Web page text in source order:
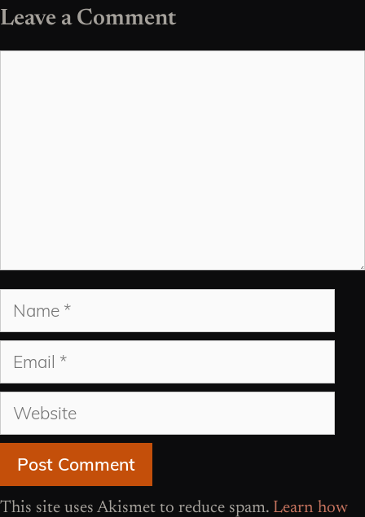
Leave a Comment
Name
Email
Website
This site uses Akismet to reduce spam. Learn how